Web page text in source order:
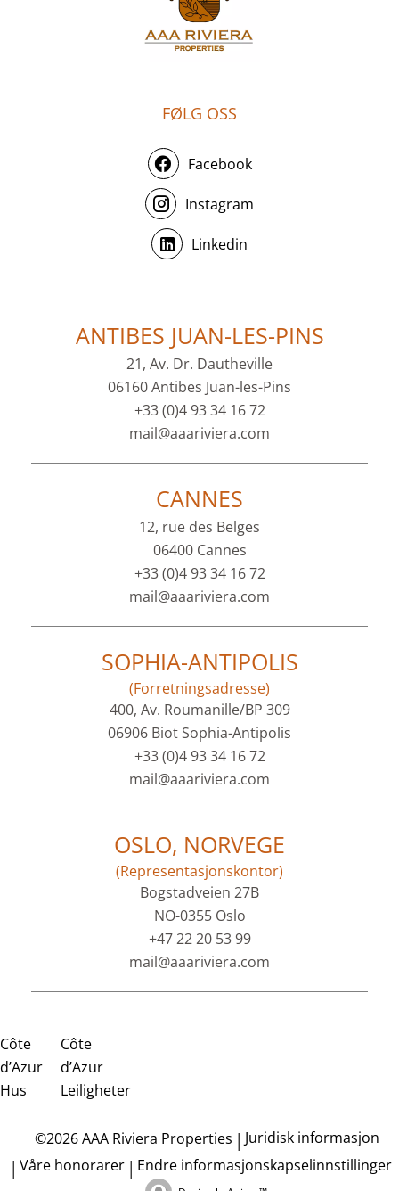
FØLG OSS
Facebook
Instagram
Linkedin
ANTIBES JUAN-LES-PINS
21, Av. Dr. Dautheville
06160 Antibes Juan-les-Pins
+33 (0)4 93 34 16 72
mail@aaariviera.com
CANNES
12, rue des Belges
06400 Cannes
+33 (0)4 93 34 16 72
mail@aaariviera.com
SOPHIA-ANTIPOLIS
(Forretningsadresse)
400, Av. Roumanille/BP 309
06906 Biot Sophia-Antipolis
+33 (0)4 93 34 16 72
mail@aaariviera.com
OSLO, NORVEGE
(Representasjonskontor)
Bogstadveien 27B
NO-0355 Oslo
+47 22 20 53 99
mail@aaariviera.com
Côte
d’Azur
Hus
Côte
d’Azur
Leiligheter
©2026 AAA Riviera Properties
Juridisk informasjon
Våre honorarer
Endre informasjonskapselinnstillinger